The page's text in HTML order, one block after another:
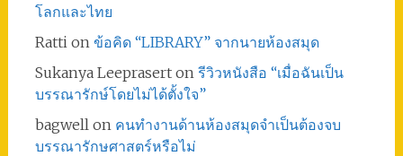
โลกและไทย
Ratti on ข้อคิด “LIBRARY” จากนายห้องสมุด
Sukanya Leepraserton รีวิวหนังสือ “เมื่อฉันเป็น
บรรณารักษ์โดยไม่ได้ตั้งใจ”
bagwell on คนทำงานด้านห้องสมุดจำเป็นต้องจบ
บรรณารักษศาสตร์หรือไม่